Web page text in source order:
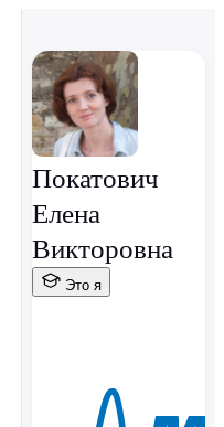
Покатович
Елена
Викторовна
Это я